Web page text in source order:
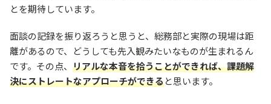
とを期待しています。
面談の記録を振り返ろうと思うと、総務部と実際の現場は距
離があるので、どうしても先入観みたいなものが生まれるん
です。その点、 リアルな本音を拾うことができれば、課題解
決にストレートなアプローチができると思います。